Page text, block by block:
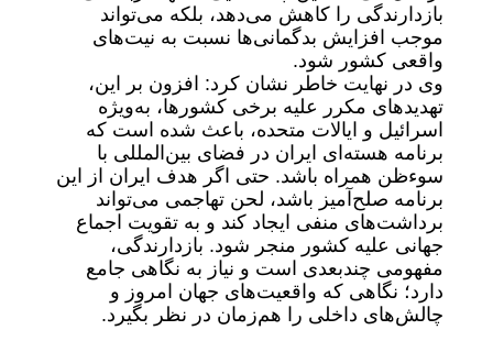
بازدارندگی را کاهش می‌دهد، بلکه می‌تواند
موجب افزایش بدگمانی‌ها نسبت به نیت‌های
واقعی کشور شود.
وی در نهایت خاطر نشان کرد: افزون بر این،
تهدیدهای مکرر علیه برخی کشورها، به‌ویژه
اسرائیل و ایالات متحده، باعث شده است که
برنامه هسته‌ای ایران در فضای بین‌المللی با
سوءظن همراه باشد. حتی اگر هدف ایران از این
برنامه صلح‌آمیز باشد، لحن تهاجمی می‌تواند
برداشت‌های منفی ایجاد کند و به تقویت اجماع
جهانی علیه کشور منجر شود. بازدارندگی،
مفهومی چندبعدی است و نیاز به نگاهی جامع
دارد؛ نگاهی که واقعیت‌های جهان امروز و
چالش‌های داخلی را هم‌زمان در نظر بگیرد.